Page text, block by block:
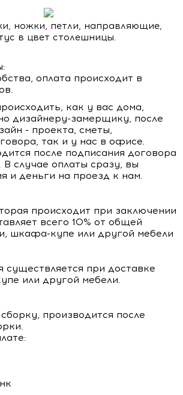
ножки, петли, направляющие,
в цвет столешницы.
оплата происходит в
как у вас дома,
дизайнеру-замерщику, после
- проекта, сметы,
так и у нас в офисе.
после подписания договора
случае оплаты сразу, вы
и деньги на проезд к нам.
происходит при заключении
всего 10% от общей
шкафа-купе или другой мебели
существляется при доставке
или другой мебели.
производится после